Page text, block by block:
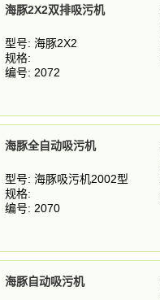
海豚2X2双排吸污机
型号: 海豚2X2
规格:
编号: 2072
海豚全自动吸污机
型号: 海豚吸污机2002型
规格:
编号: 2070
海豚自动吸污机